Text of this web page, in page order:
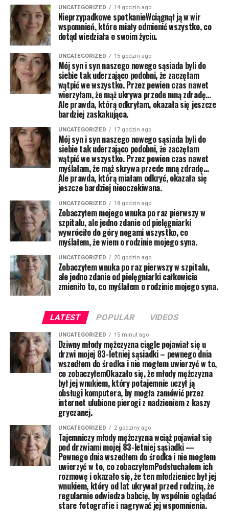
UNCATEGORIZED 14 godzin ago
Nieprzypadkowe spotkanieWciągnął ją w wir
wspomnień, które miały odmienić wszystko, co
dotąd wiedziała o swoim życiu.
UNCATEGORIZED 15 godzin ago
Mój syn i syn naszego nowego sąsiada byli do
siebie tak uderzająco podobni, że zaczęłam
wątpić we wszystko. Przez pewien czas nawet
wierzyłam, że mąż ukrywa przede mną zdradę…
Ale prawda, którą odkryłam, okazała się jeszcze
bardziej zaskakująca.
UNCATEGORIZED 17 godzin ago
Mój syn i syn naszego nowego sąsiada byli do
siebie tak uderzająco podobni, że zaczęłam
wątpić we wszystko. Przez pewien czas nawet
myślałam, że mąż skrywa przede mną zdradę…
Ale prawda, którą miałam odkryć, okazała się
jeszcze bardziej nieoczekiwana.
UNCATEGORIZED 18 godzin ago
Zobaczyłem mojego wnuka po raz pierwszy w
szpitalu, ale jedno zdanie od pielęgniarki
wywróciło do góry nogami wszystko, co
myślałem, że wiem o rodzinie mojego syna.
UNCATEGORIZED 20 godzin ago
Zobaczyłem wnuka po raz pierwszy w szpitalu,
ale jedno zdanie od pielęgniarki całkowicie
zmieniło to, co myślałem o rodzinie mojego syna.
LATEST POPULAR VIDEOS
UNCATEGORIZED 15 minut ago
Dziwny młody mężczyzna ciągle pojawiał się u
drzwi mojej 83-letniej sąsiadki – pewnego dnia
wszedłem do środka i nie mogłem uwierzyć w to,
co zobaczyłemOkazało się, że młody mężczyzna
był jej wnukiem, który potajemnie uczył ją
obsługi komputera, by mogła zamówić przez
internet ulubione pierogi z nadzieniem z kaszy
gryczanej.
UNCATEGORIZED 2 godziny ago
Tajemniczy młody mężczyzna wciąż pojawiał się
pod drzwiami mojej 83-letniej sąsiadki —
Pewnego dnia wszedłem do środka i nie mogłem
uwierzyć w to, co zobaczyłemPodsłuchałem ich
rozmowę i okazało się, że ten młodzieniec był jej
wnukiem, który od lat ukrywał przed rodziną, że
regularnie odwiedza babcię, by wspólnie oglądać
stare fotografie i nagrywać jej wspomnienia.